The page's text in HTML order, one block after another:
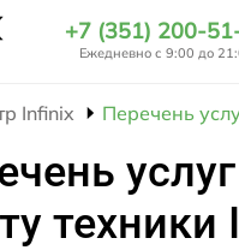
+7 (351) 200-
Ежедневно с 9:00 до
Infinix Перечень
техники